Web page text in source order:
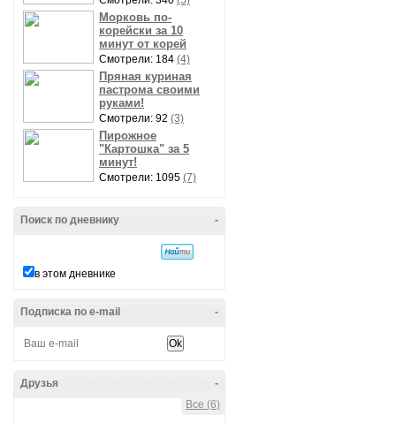
Морковь по-
корейски за 10
минут от корей
Смотрели: 184 (4)
Пряная куриная
пастрома своими
руками!
Смотрели: 92 (3)
Пирожное
"Картошка" за 5
минут!
Смотрели: 1095 (7)
-
Поиск по дневнику
в этом дневнике
-
Подписка по e-mail
-
Друзья
Все (6)